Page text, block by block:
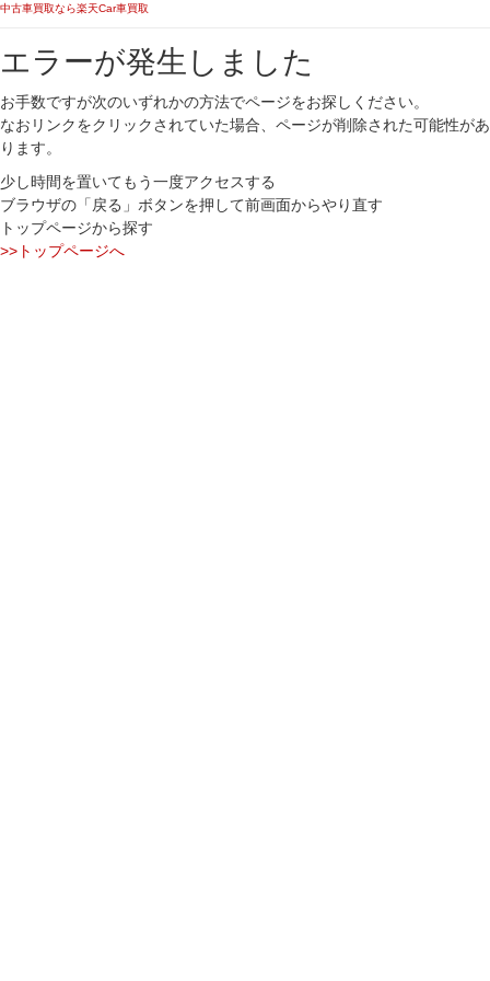
中古車買取なら楽天Car車買取
エラーが発生しました
お手数ですが次のいずれかの方法でページをお探しください。
なおリンクをクリックされていた場合、ページが削除された可能性があ
ります。
少し時間を置いてもう一度アクセスする
ブラウザの「戻る」ボタンを押して前画面からやり直す
トップページから探す
>>トップページへ